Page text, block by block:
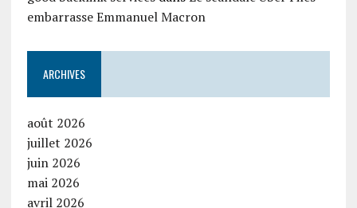
embarrasse Emmanuel Macron
ARCHIVES
août 2026
juillet 2026
juin 2026
mai 2026
avril 2026